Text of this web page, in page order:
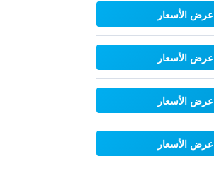
عرض الأسعار
عرض الأسعار
عرض الأسعار
عرض الأسعار